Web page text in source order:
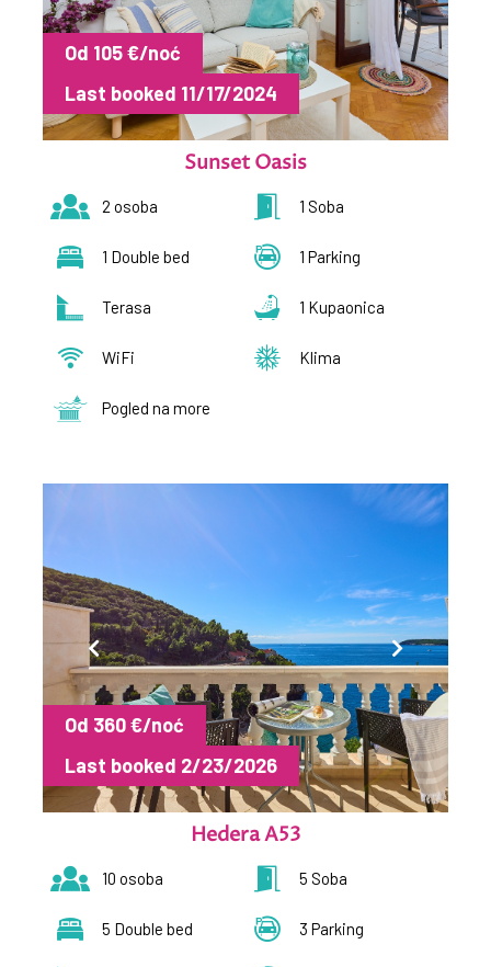
Od 105 €/noć
Last booked 11/17/2024
Sunset Oasis
2 osoba 1 Soba
1 Double bed 1 Parking
Terasa 1 Kupaonica
WiFi Klima
Pogled na more
Od 360 €/noć
Last booked 2/23/2026
Hedera A53
10 osoba 5 Soba
5 Double bed 3 Parking